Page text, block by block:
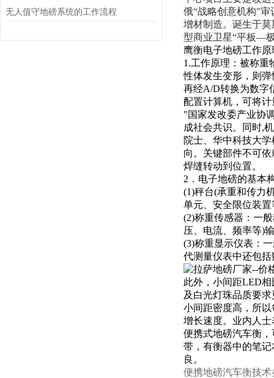
无人值守地磅系统的工作流程
俄“战略创意机构"
增材制造。诞生于
型商业卫星“平板—
鹰衡电子地磅工作
1.工作原理： 被称重
性体发生变形，则
再经A/D转换为数字
配置计算机，可将
"国家发改委产业协
成社会共识。同时,
院士、华中科技大
向。关键部件不可
焊缝转动到位置。
2．电子地磅的基本
(1)秤台(承重和传力
单元、安全限位装
(2)称重传感器： 一
压、电流、频率等)
(3)称重显示仪表：
代测量仪表中还包
此外，小间距LED
及白光灯珠品质要
小间距密度高，所
增长速度。业内人
便携式地磅汽车衡
带，有衡器中的笔
良。
便携地磅汽车衡技术